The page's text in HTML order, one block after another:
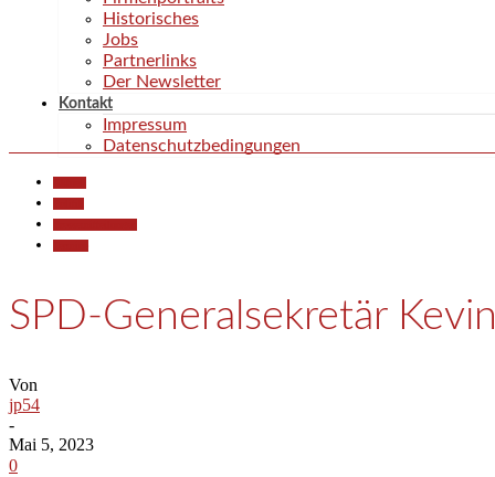
Historisches
Jobs
Partnerlinks
Der Newsletter
Kontakt
Impressum
Datenschutzbedingungen
SPD-Generalsekretär
Von
jp54
-
Mai 5, 2023
0